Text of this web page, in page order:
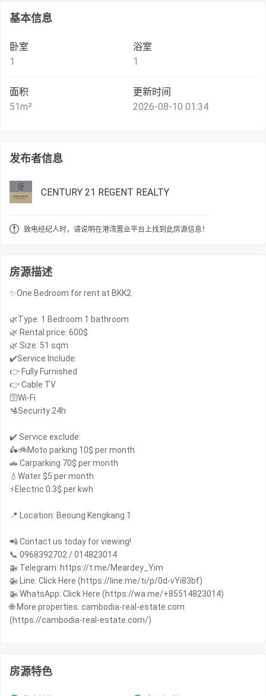
基本信息
卧室
1
浴室
1
面积
51m²
更新时间
2026-08-10 01:34
发布者信息
CENTURY 21 REGENT REALTY
致电经纪人时，请说明在港湾置业平台上找到此房源信息！
房源描述
✨One Bedroom for rent at BKK2
🌿Type: 1 Bedroom 1 bathroom
🌿 Rental price: 600$
🌿 Size: 51 sqm
✔️Service Include:
👉 Fully Furnished
👉 Cable TV
🛜Wi-Fi
🛂Security 24h
✔️ Service exclude:
🛵🚲Moto parking 10$ per month
🚗 Carparking 70$ per month
💧Water $5 per month
⚡️Electric 0.3$ per kwh
📍 Location: Beoung Kengkang 1
📲 Contact us today for viewing!
📞 0968392702 / 014823014
🚁 Telegram: https://t.me/Meardey_Yim
🚁 Line: Click Here (https://line.me/ti/p/0d-vYi83bf)
🚁 WhatsApp: Click Here (https://wa.me/+85514823014)
🌐 More properties: cambodia-real-estate.com
(https://cambodia-real-estate.com/)
房源特色